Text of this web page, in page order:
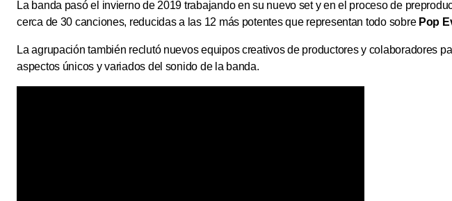
La banda pasó el invierno de 2019 trabajando en su nuevo set y en el proceso de
cerca de 30 canciones, reducidas a las 12 más potentes que representan todo sobrePop
La agrupación también reclutó nuevos equipos creativos de productores y colaboradores
aspectos únicos y variados del sonido de la banda.